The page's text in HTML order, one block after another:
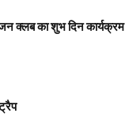
क्लब का शुभ दिन कार्यक्रम